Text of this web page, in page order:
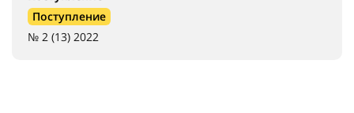
Поступление
№ 2 (13) 2022